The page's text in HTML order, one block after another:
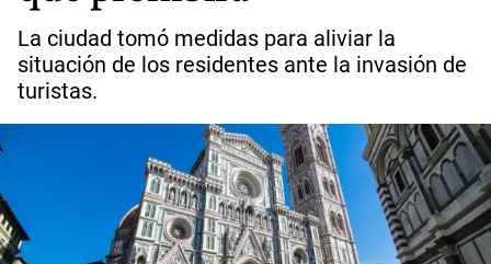
La ciudad tomó medidas para aliviar la
situación de los residentes ante la invasión de
turistas.